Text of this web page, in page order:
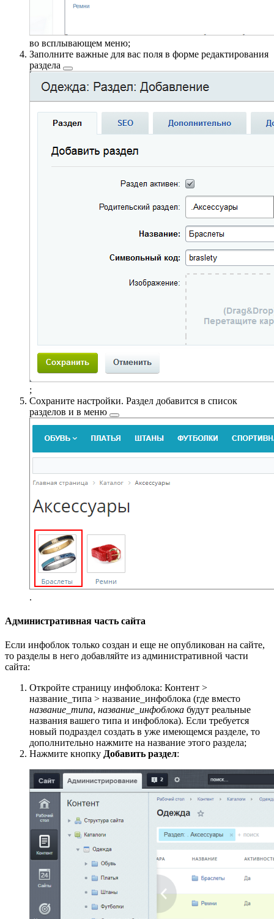
во всплывающем меню;
Заполните важные для вас поля в форме редактирования
раздела
;
Сохраните настройки. Раздел добавится в список
разделов и в меню
.
Административная часть сайта
Если инфоблок только создан и еще не опубликован на сайте,
то разделы в него добавляйте из административной части
сайта:
Откройте страницу инфоблока: Контент >
название_типа > название_инфоблока (где вместо
название_типа, название_инфоблока будут реальные
названия вашего типа и инфоблока). Если требуется
новый подраздел создать в уже имеющемся разделе, то
дополнительно нажмите на название этого раздела;
Нажмите кнопку Добавить раздел: